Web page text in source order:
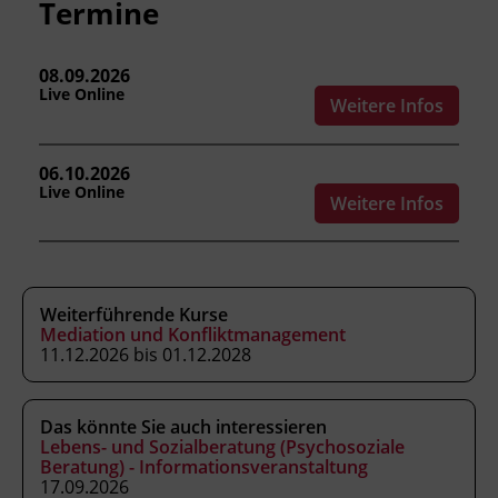
informieren Sie gerne über weitere Termine.
Bitte beachten Sie unseren
Informationsfolder zur Ausbildung am Ende
Termine
08.09.2026
Live Online Weitere Infos
06.10.2026
Live Online Weitere Infos
Weiterführende Kurse
Mediation und Konfliktmanagement
11.12.2026 bis 01.12.2028
Das könnte Sie auch interessieren
Lebens- und Sozialberatung (Psychosoziale
Beratung) - Informationsveranstaltung
17.09.2026